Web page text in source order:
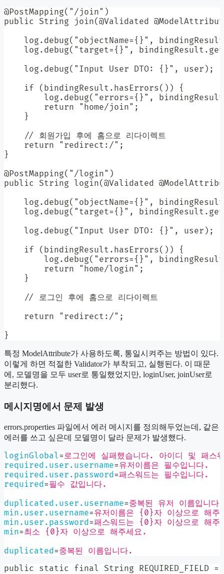
@PostMapping("/join")
public String join(@Validated
log.debug("objectName={}",
log.debug("target={}",
    log.debug("Input User DTO: {}", user);
    if (bindingResult.hasErrors()) {
log.debug("errors={}",
        return "home/join";
    }
    // 회원가입 후에 홈으로 리다이렉트
    return "redirect:/";
}
@PostMapping("/login")
public String login(@Validated
log.debug("objectName={}",
log.debug("target={}",
    log.debug("Input User DTO: {}", user);
    if (bindingResult.hasErrors()) {
log.debug("errors={}",
        return "home/login";
    }
    // 로그인 후에 홈으로 리다이렉트
    return "redirect:/";
}
특정 ModelAttribute가 사용하도록, 통일시켜주는 방법이 있다.
이렇게 하면 적절한 Validator가 부착되고, 실행된다. 이 때문
에, 모델명을 모두 user로 통일했었지만, loginUser, joinUser로
분리했다.
메시지명에서 문제 발생
errors.properties 파일에서 에러 메시지를 정의해두었는데, 같은
에러를 쓰고 싶은데 모델명이 달라 문제가 발생했다.
loginGlobal=로그인에 실패했습니다. 아이디 및 패스
required.user.username=유저이름은 필수입니다.
required.user.password=패스워드는 필수입니다.
required=필수 값입니다.
duplicated.user.username=중복된 유저 이름입니다.
min.user.username=유저이름은 {0}자 이상으로 해주
min.user.password=패스워드는 {0}자 이상으로 해주
min=최소 {0}자 이상으로 해주세요.
duplicated=중복된 이름입니다.
public static final String REQUIRED_FIELD